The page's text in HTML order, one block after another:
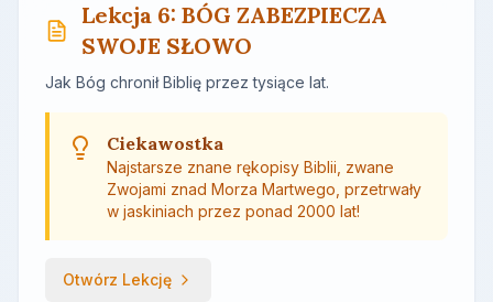
Lekcja 6: BÓG ZABEZPIECZA
SWOJE SŁOWO
Jak Bóg chronił Biblię przez tysiące lat.
Ciekawostka
Najstarsze znane rękopisy Biblii, zwane
Zwojami znad Morza Martwego, przetrwały
w jaskiniach przez ponad 2000 lat!
Otwórz Lekcję